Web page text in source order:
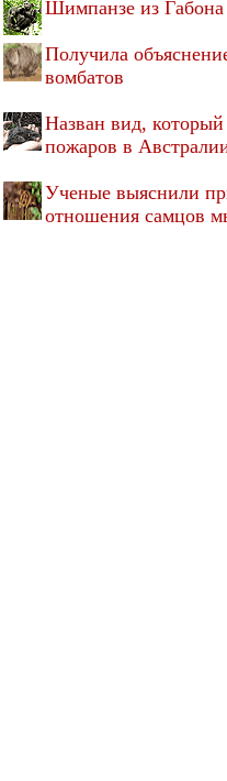
Шимпанзе из Габона
Получила
вомбатов
Назван вид,
пожаров в
Ученые выяснили
отношения самцов